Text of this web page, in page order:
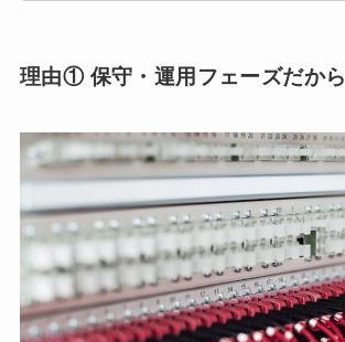
理由① 保守・運用フェーズだから